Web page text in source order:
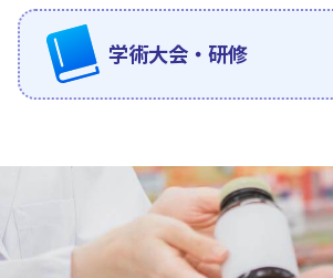
学術大会・研修